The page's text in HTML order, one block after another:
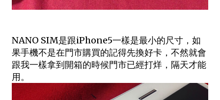
NANO SIM是跟iPhone5一樣是最小的尺寸，如
果手機不是在門市購買的記得先換好卡，不然就會
跟我一樣拿到開箱的時候門市已經打烊，隔天才能
用。